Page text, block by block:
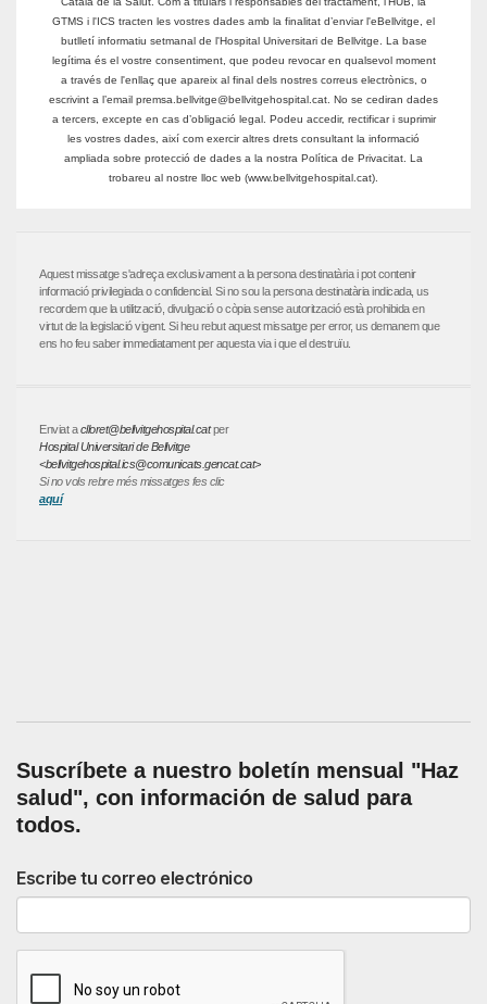
GTMS i l'ICS tracten les vostres dades amb la finalitat d’enviar l'eBellvitge, el
butlletí informatiu setmanal de l'Hospital Universitari de Bellvitge. La base
legítima és el vostre consentiment, que podeu revocar en qualsevol moment
a través de l'enllaç que apareix al final dels nostres correus electrònics, o
escrivint a l’email premsa.bellvitge@bellvitgehospital.cat. No se cediran dades
a tercers, excepte en cas d’obligació legal. Podeu accedir, rectificar i suprimir
les vostres dades, així com exercir altres drets consultant la informació
ampliada sobre protecció de dades a la nostra Política de Privacitat. La
trobareu al nostre lloc web (www.bellvitgehospital.cat).
Aquest missatge s'adreça exclusivament a la persona destinatària i pot contenir
informació privilegiada o confidencial. Si no sou la persona destinatària indicada, us
recordem que la utilització, divulgació o còpia sense autorització està prohibida en
virtut de la legislació vigent. Si heu rebut aquest missatge per error, us demanem que
ens ho feu saber immediatament per aquesta via i que el destruïu.
Enviat aclloret@bellvitgehospital.catper
Hospital Universitari de Bellvitge
<bellvitgehospital.ics@comunicats.gencat.cat>
Si no vols rebre més missatges fes clic
aquí
Suscríbete a nuestro boletín mensual "Haz
salud", con información de salud para
todos.
Escribe tu correo electrónico